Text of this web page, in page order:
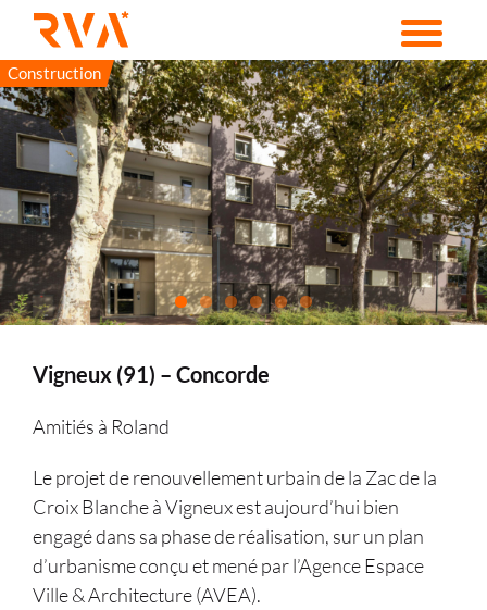
Passer
contenu
Construction
Vigneux (91) – Concorde
Amitiés à Roland
Le projet de renouvellement urbain de la Zac de la
Croix Blanche à Vigneux est aujourd’hui bien
engagé dans sa phase de réalisation, sur un plan
d’urbanisme conçu et mené par l’Agence Espace
Ville & Architecture (AVEA).